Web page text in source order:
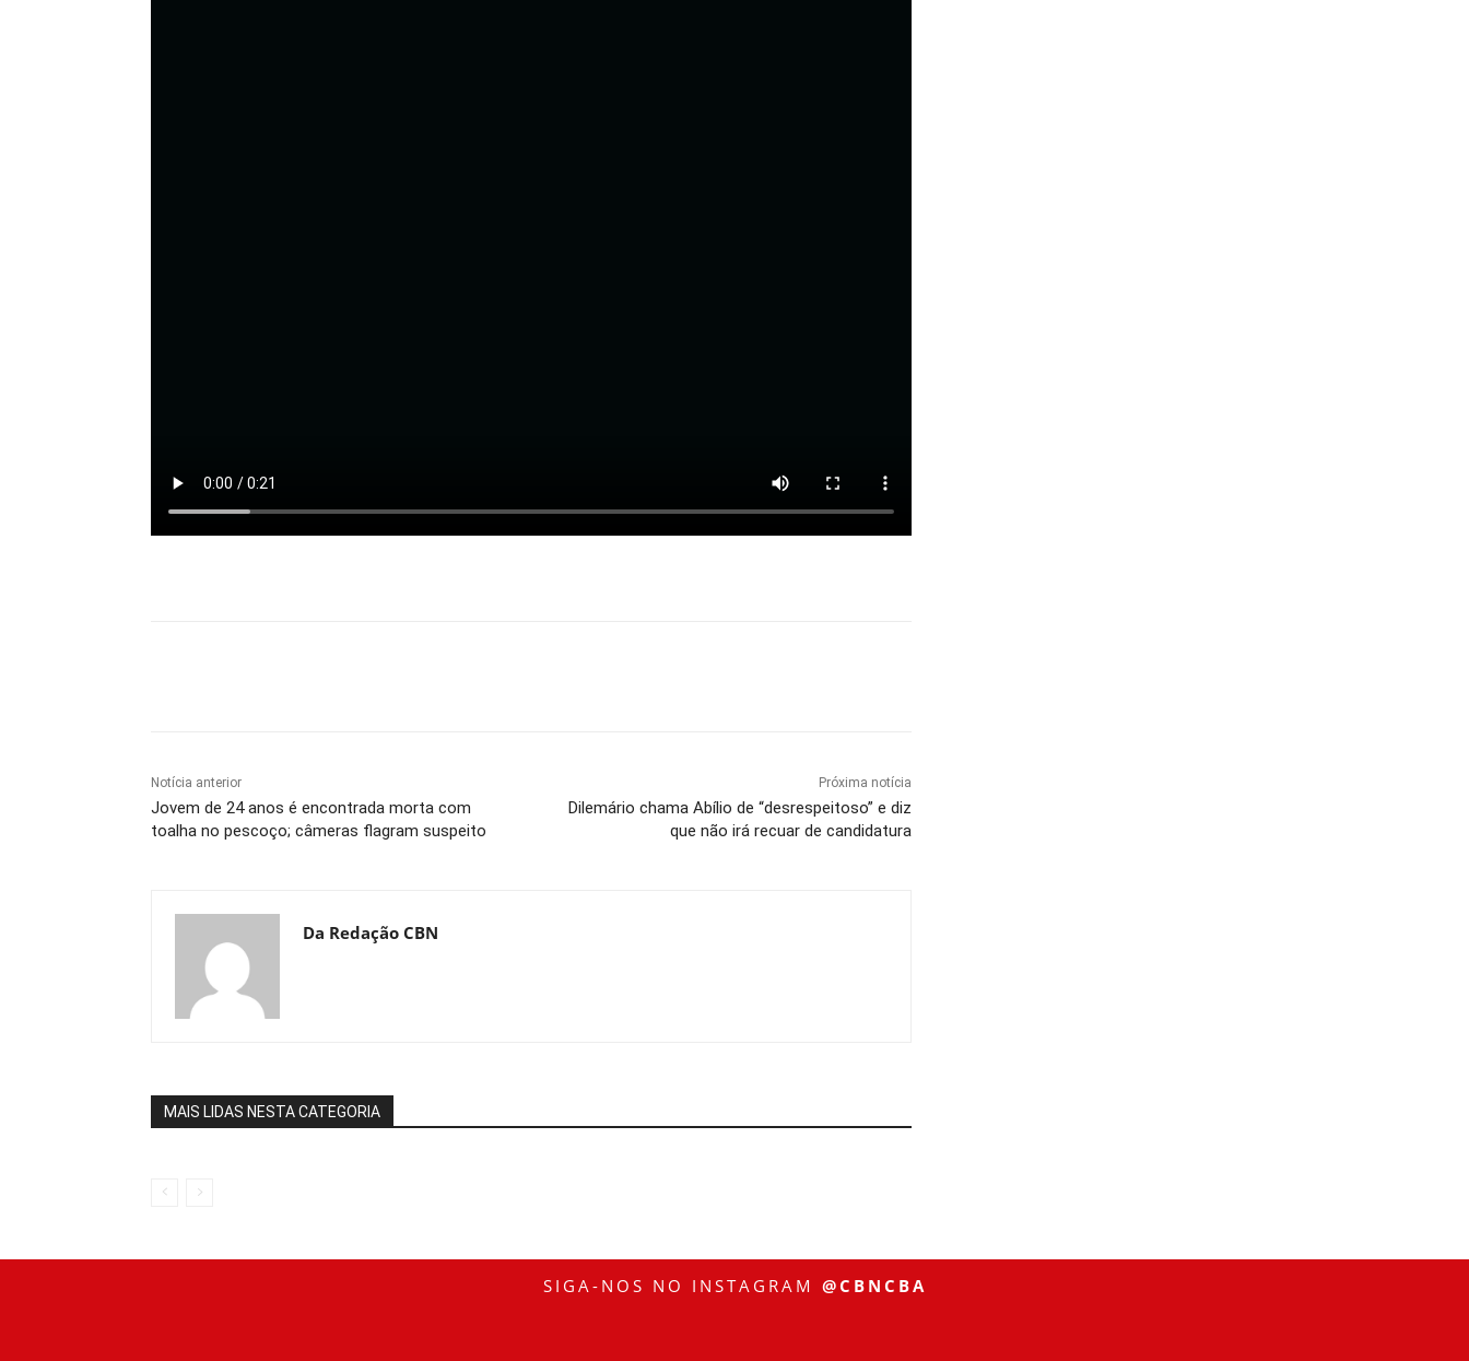
Notícia anterior
Jovem de 24 anos é encontrada morta com
toalha no pescoço; câmeras flagram suspeito
Próxima notícia
Dilemário chama Abílio de “desrespeitoso” e diz
que não irá recuar de candidatura
Da Redação CBN
MAIS LIDAS NESTA CATEGORIA
SIGA-NOS NO INSTAGRAM @CBNCBA